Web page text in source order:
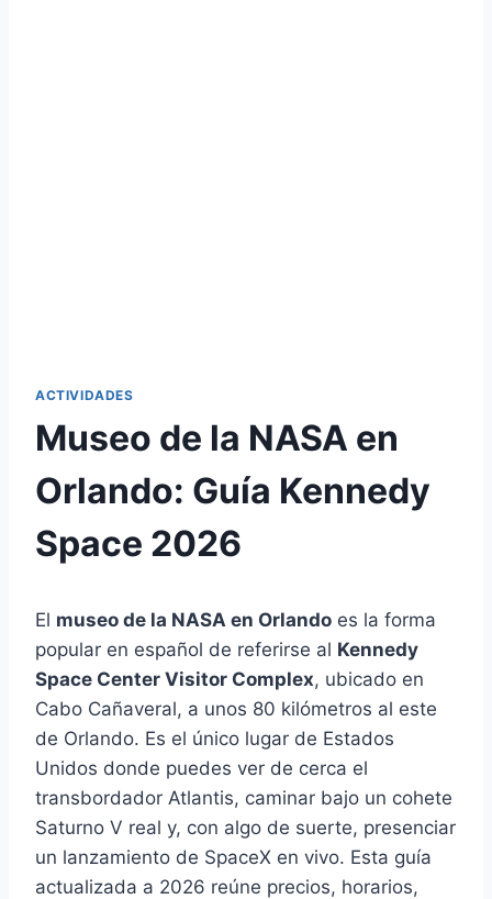
ACTIVIDADES
Museo de la NASA en
Orlando: Guía Kennedy
Space 2026
El museo de la NASA en Orlando es la forma
popular en español de referirse al Kennedy
Space Center Visitor Complex, ubicado en
Cabo Cañaveral, a unos 80 kilómetros al este
de Orlando. Es el único lugar de Estados
Unidos donde puedes ver de cerca el
transbordador Atlantis, caminar bajo un cohete
Saturno V real y, con algo de suerte, presenciar
un lanzamiento de SpaceX en vivo. Esta guía
actualizada a 2026 reúne precios, horarios,